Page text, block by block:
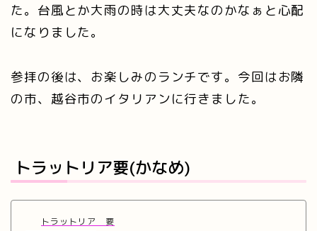
た。台風とか大雨の時は大丈夫なのかなぁと心配
になりました。
参拝の後は、お楽しみのランチです。今回はお隣
の市、越谷市のイタリアンに行きました。
トラットリア要(かなめ)
トラットリア 要